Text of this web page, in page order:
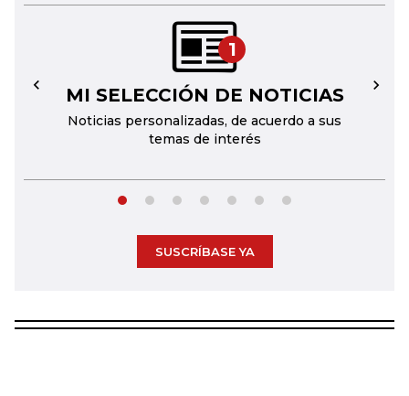
1
MI SELECCIÓN DE NOTICIAS
Noticias personalizadas, de acuerdo a sus
temas de interés
← →
SUSCRÍBASE YA